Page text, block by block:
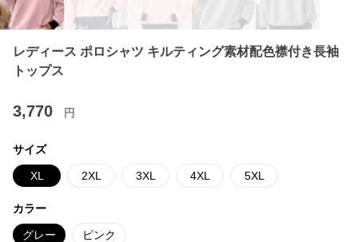
レディース ポロシャツ キルティング素材配色襟付き長袖
トップス
3,770 円
サイズ
XL 2XL 3XL 4XL 5XL
カラー
グレー ピンク